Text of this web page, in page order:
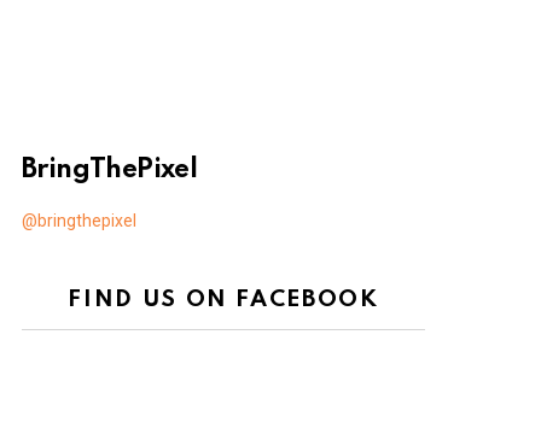
BringThePixel
@bringthepixel
FIND US ON FACEBOOK